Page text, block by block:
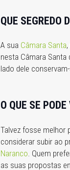
QUE SEGREDO
A sua Câmara Santa
nesta Câmara Santa
lado dele
O QUE SE
Talvez fosse melhor
considerar subir ao
Naranco . Quem
as suas propostas